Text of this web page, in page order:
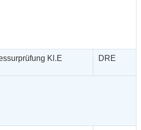
Kl.E DRE